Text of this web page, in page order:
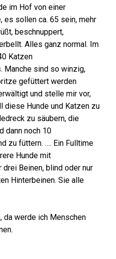
im Hof von einer
es sollen ca. 65 sein, mehr
beschnuppert,
Alles ganz normal. Im
Katzen
Manche sind so winzig,
gefüttert werden
und stelle mir vor,
diese Hunde und Katzen zu
zu säubern, die
dann noch 10
zu füttern. …. Ein Fulltime
Hunde mit
drei Beinen, blind oder nur
Hinterbeinen. Sie alle
da werde ich Menschen